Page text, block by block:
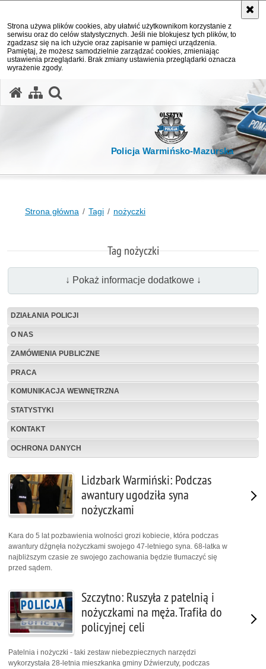
Strona używa plików cookies, aby ułatwić użytkownikom korzystanie z
serwisu oraz do celów statystycznych. Jeśli nie blokujesz tych plików, to
zgadzasz się na ich użycie oraz zapisanie w pamięci urządzenia.
Pamiętaj, że możesz samodzielnie zarządzać cookies, zmieniając
ustawienia przeglądarki. Brak zmiany ustawienia przeglądarki oznacza
wyrażenie zgody.
Policja Warmińsko-Mazurska
Strona główna Tagi nożyczki
Tag nożyczki
↓ Pokaż informacje dodatkowe ↓
DZIAŁANIA POLICJI
O NAS
ZAMÓWIENIA PUBLICZNE
PRACA
KOMUNIKACJA WEWNĘTRZNA
STATYSTYKI
KONTAKT
OCHRONA DANYCH
Lidzbark Warmiński: Podczas
awantury ugodziła syna
nożyczkami
Kara do 5 lat pozbawienia wolności grozi kobiecie, która podczas
awantury dźgnęła nożyczkami swojego 47-letniego syna. 68-latka w
najbliższym czasie ze swojego zachowania będzie tłumaczyć się
przed sądem.
Szczytno: Ruszyła z patelnią i
nożyczkami na męża. Trafiła do
policyjnej celi
Patelnia i nożyczki - taki zestaw niebezpiecznych narzędzi
wykorzystała 28-letnia mieszkanka gminy Dźwierzuty, podczas